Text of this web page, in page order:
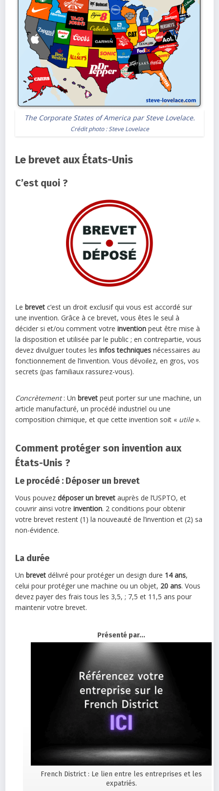
The Corporate States of America par Steve Lovelace.
Crédit photo :Steve Lovelace
Le brevet aux États-Unis
C’est quoi ?
Lebrevet c’est un droit exclusif qui vous est accordé sur
une invention. Grâce à ce brevet, vous êtes le seul à
décider si et/ou comment votreinvention peut être mise à
la disposition et utilisée par le public ; en contrepartie, vous
devez divulguer toutes lesinfos techniques nécessaires au
fonctionnement de l’invention. Vous dévoilez, en gros, vos
secrets (pas familiaux rassurez-vous).
Concrètement: Unbrevet peut porter sur une machine, un
article manufacturé, un procédé industriel ou une
composition chimique, et que cette invention soit « utile».
Comment protéger son invention aux
États-Unis ?
Le procédé : Déposer un brevet
Vous pouvezdéposer un brevet auprès de l’USPTO, et
couvrir ainsi votreinvention. 2 conditions pour obtenir
votre brevet restent (1) la nouveauté de l’invention et (2) sa
non-évidence.
La durée
Unbrevet délivré pour protéger un design dure 14 ans,
celui pour protéger une machine ou un objet, 20 ans. Vous
devez payer des frais tous les 3,5, ; 7,5 et 11,5 ans pour
maintenir votre brevet.
Présenté par...
French District : Le lien entre les entreprises et les
expatriés.